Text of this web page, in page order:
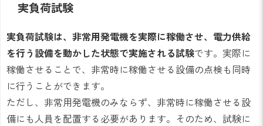
実負荷試験
実負荷試験は、非常用発電機を実際に稼働させ、電力供給
を行う設備を動かした状態で実施される試験です。実際に
稼働させることで、非常時に稼働させる設備の点検も同時
に行うことができます。
ただし、非常用発電機のみならず、非常時に稼働させる設
備にも人員を配置する必要があります。そのため、試験に